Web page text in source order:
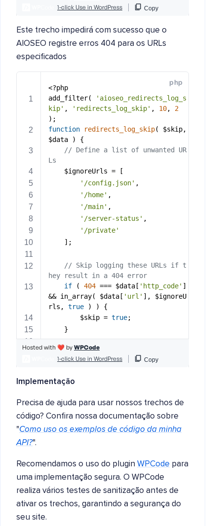
Este trecho impedirá com sucesso que o
AIOSEO registre erros 404 para os URLs
especificados
Implementação
Precisa de ajuda para usar nossos trechos de
código? Confira nossa documentação sobre
"Como uso os exemplos de código da minha
API?".
Recomendamos o uso do plugin WPCode para
uma implementação segura. O WPCode
realiza vários testes de sanitização antes de
ativar os trechos, garantindo a segurança do
seu site.